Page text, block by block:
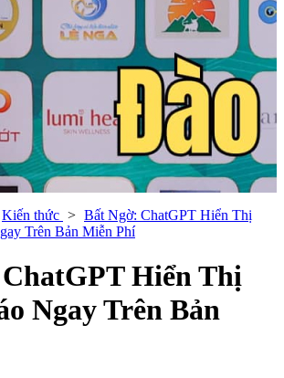
Kiến thức
Bất Ngờ: ChatGPT Hiển Thị
Trên Bản Miễn Phí
Hiển Thị
Ngay Trên Bản